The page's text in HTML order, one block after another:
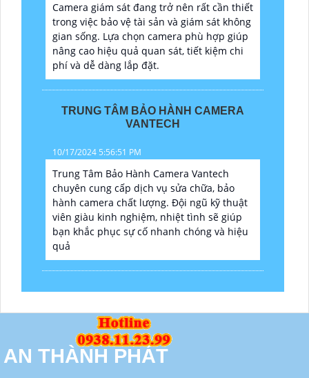
Camera giám sát đang trở nên rất cần thiết
trong việc bảo vệ tài sản và giám sát không
gian sống. Lựa chọn camera phù hợp giúp
nâng cao hiệu quả quan sát, tiết kiệm chi
phí và dễ dàng lắp đặt.
TRUNG TÂM BẢO HÀNH CAMERA
VANTECH
10/17/2024 5:56:51 PM
Trung Tâm Bảo Hành Camera Vantech
chuyên cung cấp dịch vụ sửa chữa, bảo
hành camera chất lượng. Đội ngũ kỹ thuật
viên giàu kinh nghiệm, nhiệt tình sẽ giúp
bạn khắc phục sự cố nhanh chóng và hiệu
quả
AN THÀNH PHÁT